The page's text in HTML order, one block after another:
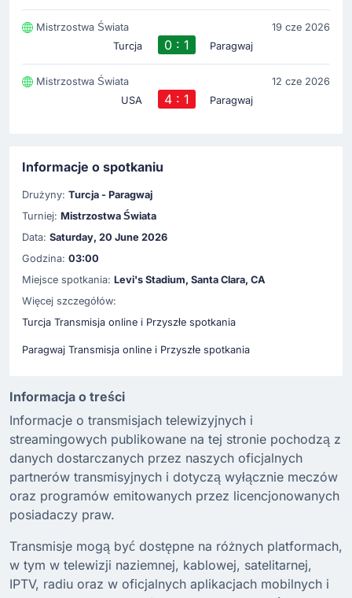
Mistrzostwa Świata
19 cze 2026
Turcja
0 : 1 Paragwaj
Mistrzostwa Świata
12 cze 2026
USA
4 : 1 Paragwaj
Informacje o spotkaniu
Drużyny: Turcja - Paragwaj
Turniej: Mistrzostwa Świata
Data: Saturday, 20 June 2026
Godzina: 03:00
Miejsce spotkania: Levi's Stadium, Santa Clara, CA
Więcej szczegółów:
Turcja Transmisja online i Przyszłe spotkania
Paragwaj Transmisja online i Przyszłe spotkania
Informacja o treści
Informacje o transmisjach telewizyjnych i
streamingowych publikowane na tej stronie pochodzą z
danych dostarczanych przez naszych oficjalnych
partnerów transmisyjnych i dotyczą wyłącznie meczów
oraz programów emitowanych przez licencjonowanych
posiadaczy praw.
Transmisje mogą być dostępne na różnych platformach,
w tym w telewizji naziemnej, kablowej, satelitarnej,
IPTV, radiu oraz w oficjalnych aplikacjach mobilnych i